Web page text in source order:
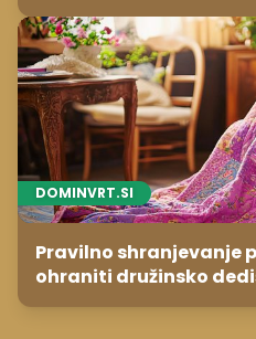
DOMINVRT.SI
Pravilno shranjevanje
ohraniti družinsko